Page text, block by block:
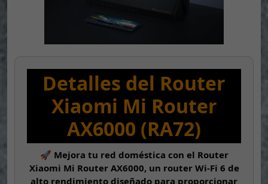
Detalles del Router
Xiaomi Mi Router
AX6000 (RA72)
🚀 Mejora tu red doméstica con el Router
Xiaomi Mi Router AX6000, un router Wi-Fi 6 de
alto rendimiento diseñado para proporcionar